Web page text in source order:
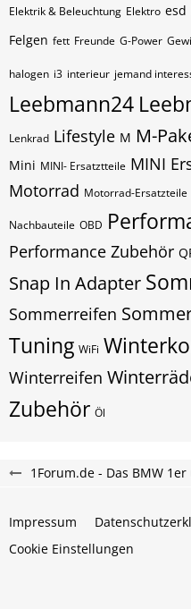
Elektrik & Beleuchtung Elektro esd
Felgen fett Freunde G-Power
halogen i3 interieur jemand
Leebmann24
Lenkrad Lifestyle M M-
Mini MINI- Ersatztteile MINI
Motorrad Motorrad-Ersatzteile
Nachbauteile OBD
Performance Zubehör
Snap In Adapter
Sommerreifen
Tuning WiFi
Winterreifen
Zubehör Öl
1Forum.de - Das BMW
Impressum
Cookie Einstellungen